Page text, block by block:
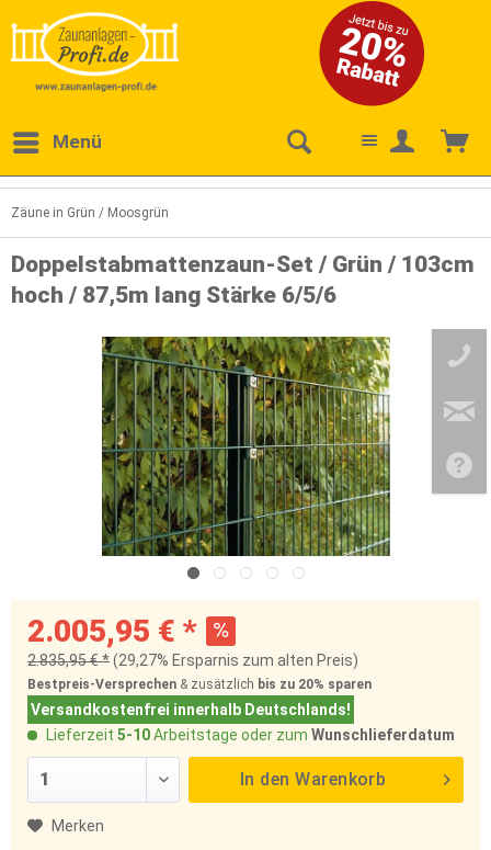
Menü
Zäune in Grün / Moosgrün
Doppelstabmattenzaun-Set / Grün / 103cm
hoch / 87,5m lang Stärke 6/5/6
2.005,95 € *
2.835,95 € *(29,27% Ersparnis zum alten Preis)
Bestpreis-Versprechen & zusätzlich bis zu 20% sparen
Versandkostenfrei innerhalb Deutschlands!
Lieferzeit 5-10Arbeitstage oder zum Wunschlieferdatum
In den Warenkorb
Merken